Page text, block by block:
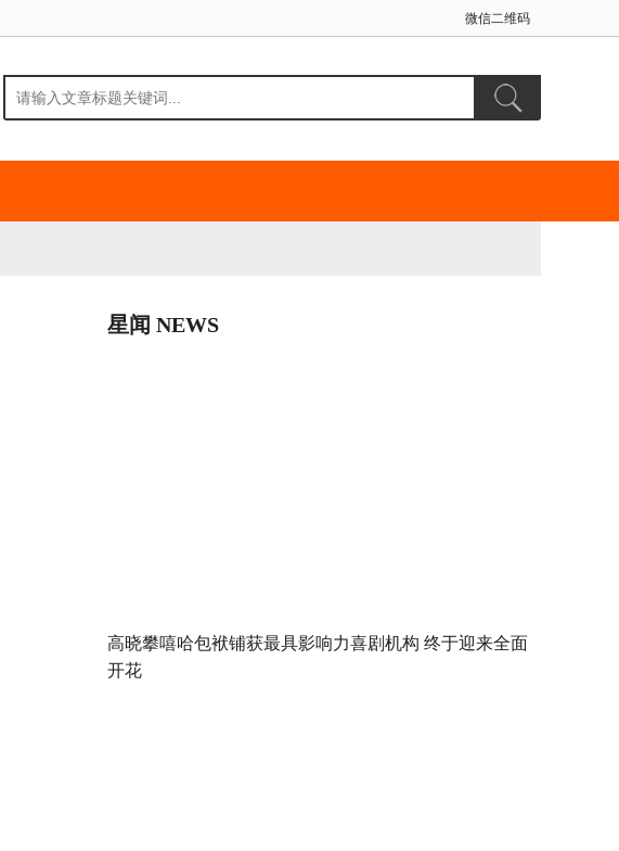
微信二维码
星闻 NEWS
高晓攀嘻哈包袱铺获最具影响力喜剧机构 终于迎来全面
开花